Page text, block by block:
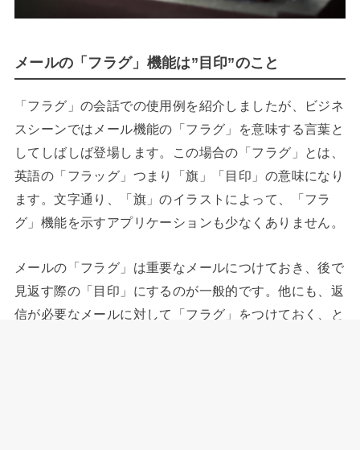
メールの「フラグ」機能は”目印”のこと
「フラグ」の会話での使用例を紹介しましたが、ビジネ
スシーンではメール機能の「フラグ」を意味する言葉と
してしばしば登場します。この場合の「フラグ」とは、
英語の「フラッグ」つまり「旗」「目印」の意味になり
ます。文字通り、「旗」のイラストによって、「フラ
グ」機能を示すアプリケーションも少なくありません。
メールの「フラグ」は重要なメールにつけておき、後で
見返す際の「目印」にするのが一般的です。他にも、返
信が必要なメールに対して「フラグ」をつけておく、と